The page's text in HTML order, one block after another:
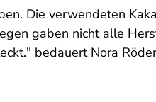
Die verwendeten
gaben nicht alle
bedauert Nora